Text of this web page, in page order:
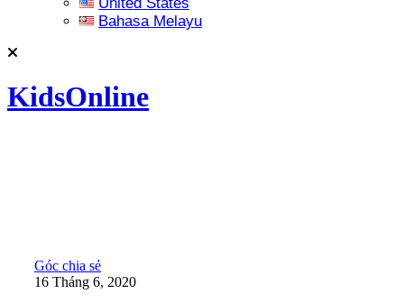
Bahasa Melayu
KidsOnline
Góc chia sẻ
16 Tháng 6, 2020